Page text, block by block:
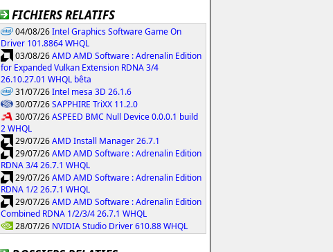
FICHIERS RELATIFS
04/08/26Intel Graphics Software Game On
Driver 101.8864 WHQL
03/08/26AMD AMD Software : Adrenalin Edition
for Expanded Vulkan Extension RDNA 3/4
26.10.27.01 WHQL bêta
31/07/26Intel mesa 3D 26.1.6
30/07/26SAPPHIRE TriXX 11.2.0
30/07/26ASPEED BMC Null Device 0.0.0.1 build
2 WHQL
29/07/26AMD Install Manager 26.7.1
29/07/26AMD AMD Software : Adrenalin Edition
RDNA 3/4 26.7.1 WHQL
29/07/26AMD AMD Software : Adrenalin Edition
RDNA 1/2 26.7.1 WHQL
29/07/26AMD AMD Software : Adrenalin Edition
Combined RDNA 1/2/3/4 26.7.1 WHQL
28/07/26 NVIDIA Studio Driver 610.88 WHQL